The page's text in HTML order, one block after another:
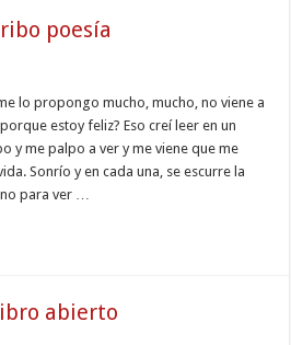
poesía
lo propongo mucho, mucho, no viene a
estoy feliz? Eso creí leer en un
y me palpo a ver y me viene que me
Sonrío y en cada una, se escurre la
para ver …
abierto